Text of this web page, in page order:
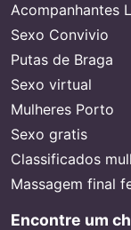
Acompanhantes
Sexo Convivio
Putas de Braga
Sexo virtual
Mulheres Porto
Sexo gratis
Classificados
Massagem final
Encontre um